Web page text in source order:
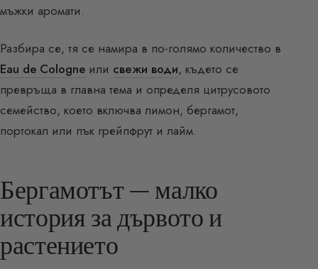
мъжки аромати.
Разбира се, тя се намира в по-голямо количество в
Eau de Cologne или свежи води, където се
превръща в главна тема и определя цитрусовото
семейство, което включва лимон, бергамот,
портокал или пък грейпфрут и лайм.
Бергамотът — малко
история за дървото и
растението